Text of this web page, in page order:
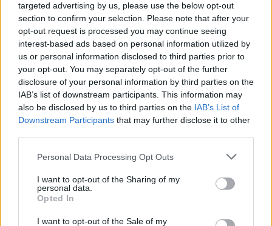
targeted advertising by us, please use the below opt-out
section to confirm your selection. Please note that after your
opt-out request is processed you may continue seeing
interest-based ads based on personal information utilized by
us or personal information disclosed to third parties prior to
your opt-out. You may separately opt-out of the further
disclosure of your personal information by third parties on the
IAB’s list of downstream participants. This information may
also be disclosed by us to third parties on the IAB’s List of
Downstream Participants that may further disclose it to other
Please note that this website/app uses one or more Google
not limited to your visit or usage behaviour. You may click to
grant or deny consent to Google and its third-party tags to
use your data for below specified purposes in below Google
consent section.
Personal Data Processing Opt Outs
I want to opt-out of the Sharing of my
personal data.
Opted In
I want to opt-out of the Sale of my
Ιαπωνία: Απίθανο βίντεο από χειρουργείο τη
στιγμή του σεισμού 7,1 Ρίχτερ - Αγκάλιασαν τον
ασθενή